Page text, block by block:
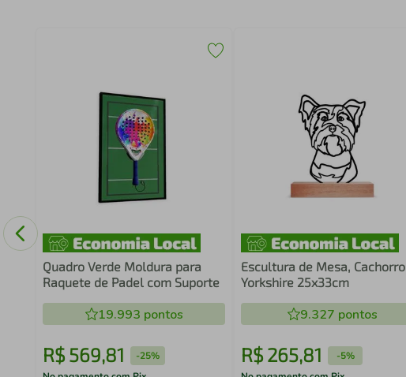
Quadro Verde Moldura para
Raquete de Padel com Suporte
19.993 pontos
R$ 569,81 -25%
Escultura de Mesa, Cachorro
Yorkshire 25x33cm
9.327 pontos
R$ 265,81 -5%